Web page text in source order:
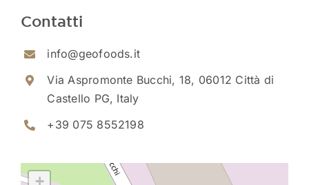
Contatti
info@geofoods.it
Via Aspromonte Bucchi, 18, 06012 Città di
Castello PG, Italy
+39 075 8552198
+